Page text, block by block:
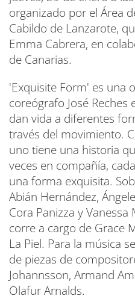
organizado por el Área
Cabildo de Lanzarote,
Emma Cabrera, en
de Canarias.
'Exquisite Form' es una
coreógrafo José
dan vida a diferentes
través del movimiento.
uno tiene una historia
veces en compañía,
una forma exquisita.
Abián Hernández,
Cora Panizza y
corre a cargo de Grace
La Piel. Para la música
de piezas de
Johannsson, Armand
Olafur Arnalds.